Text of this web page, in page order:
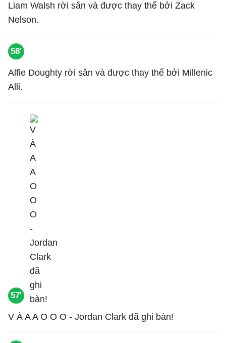
Liam Walsh rời sân và được thay thế bởi Zack
Nelson.
58'
Alfie Doughty rời sân và được thay thế bởi Millenic
Alli.
57'
V À A A O O O - Jordan Clark đã ghi bàn!